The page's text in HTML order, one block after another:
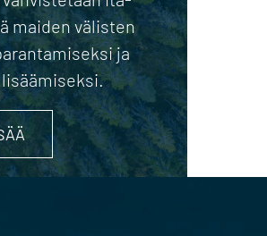
maiden välisten
ja